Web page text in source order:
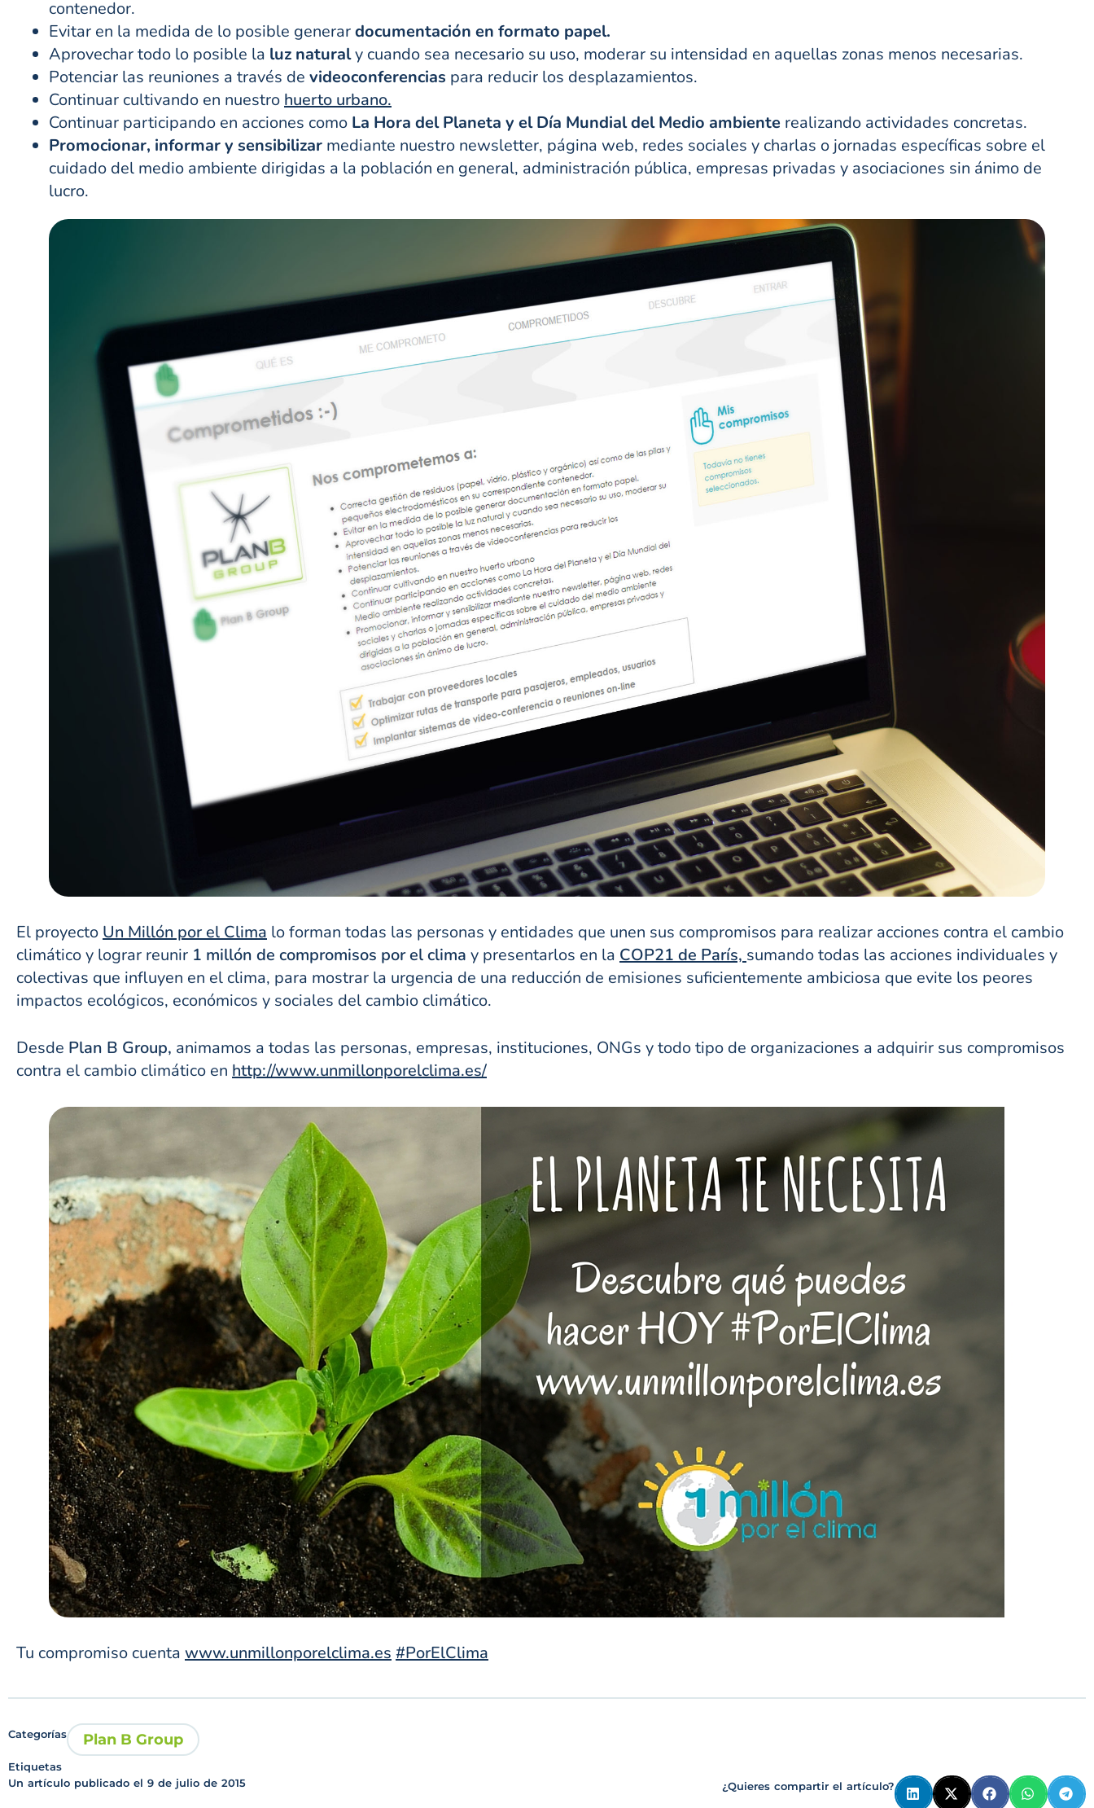
contenedor.
Evitar en la medida de lo posible generardocumentación en formato papel.
Aprovechar todo lo posible la luz naturaly cuando sea necesario su uso, moderar su intensidad en aquellas zonas menos necesarias.
Potenciar las reuniones a través de videoconferencias para reducir los desplazamientos.
Continuar cultivando en nuestro huerto urbano.
Continuar participando en acciones como La Hora del Planeta y el Día Mundial del Medio ambiente realizando actividades concretas.
Promocionar, informar y sensibilizar mediante nuestro newsletter, página web, redes sociales y charlas o jornadas específicas sobre el
cuidado del medio ambiente dirigidas a la población en general, administración pública, empresas privadas y asociaciones sin ánimo de
lucro.
El proyecto Un Millón por el Clima lo forman todas las personas y entidades que unen sus compromisos para realizar acciones contra el cambio
climático y lograr reunir 1 millón de compromisos por elclima y presentarlos en la COP21 de París, sumando todas las acciones individuales y
colectivas que influyen en el clima, para mostrar la urgencia de una reducción de emisiones suficientemente ambiciosa que evite los peores
impactos ecológicos, económicos y sociales del cambio climático.
Desde Plan B Group, animamos a todas las personas, empresas, instituciones, ONGs y todo tipo de organizaciones a adquirir sus compromisos
contra el cambio climático en http://www.unmillonporelclima.es/
Tu compromiso cuenta www.unmillonporelclima.es #PorElClima
Categorías Plan B Group
Etiquetas
Un artículo publicado el 9 de julio de 2015 ¿Quieres compartir el artículo?